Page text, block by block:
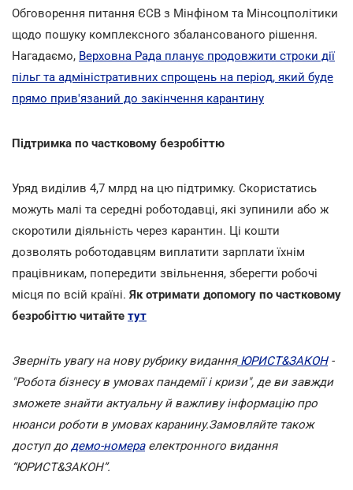
Обговорення питання ЄСВ з Мінфіном та Мінсоцполітики
щодо пошуку комплексного збалансованого рішення.
Нагадаємо, Верховна Рада планує продовжити строки дії
пільг та адміністративних спрощень на період, який буде
прямо прив'язаний до закінчення карантину
Підтримка по частковому безробіттю
Уряд виділив 4,7 млрд на цю підтримку. Скористатись
можуть малі та середні роботодавці, які зупинили або ж
скоротили діяльність через карантин. Ці кошти
дозволять роботодавцям виплатити зарплати їхнім
працівникам, попередити звільнення, зберегти робочі
місця по всій країні. Як отримати допомогу по частковому
безробіттю читайте тут
Зверніть увагу на нову рубрику виданняЮРИСТ&ЗАКОН-
"Робота бізнесу в умовах пандемії і кризи", де ви завжди
зможете знайти актуальну й важливу інформацію про
нюанси роботи в умовах каранину.Замовляйте також
доступ до демо-номераелектронного видання
“ЮРИСТ&ЗАКОН”.